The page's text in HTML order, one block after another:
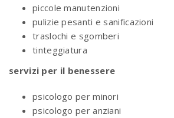
piccole manutenzioni
pulizie pesanti e sanificazioni
traslochi e sgomberi
tinteggiatura
servizi per il benessere
psicologo per minori
psicologo per anziani